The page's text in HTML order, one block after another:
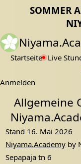
SOMMER
Startseite Live
Anmelden
Allgemeine
Stand 16. Mai 2026
Niyama.Academy by
Sepapaja tn 6